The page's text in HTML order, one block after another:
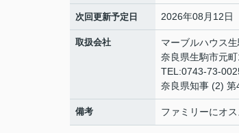
次回更新予定日 2026年08月12日
取扱会社
マーブルハウス
奈良県生駒市元
TEL:0743-73-
奈良県知事 (2) 第
備考 ファミリーにオ